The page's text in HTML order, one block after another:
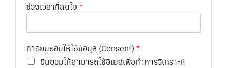
ช่วงเวลาที่สนใจ *
การยินยอมให้ใช้ข้อมูล (Consent) *
ยินยอมให้สามารถใช้อีเมล์เพื่อทำการวิเคราะห์